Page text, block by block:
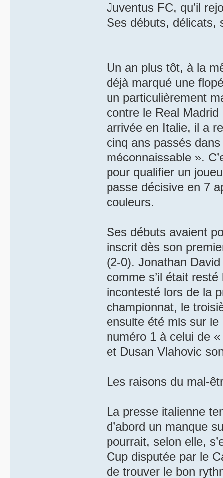
Juventus FC, qu’il
Ses débuts, délicats,
Un an plus tôt, à la
déjà marqué une
un particulièrement
contre le Real
arrivée en Italie, il a
cinq ans passés
méconnaissable ».
pour qualifier un
passe décisive en 7
couleurs.
Ses débuts avaient
inscrit dès son
(2-0). Jonathan
comme s’il était
incontesté lors de la
championnat, le
ensuite été mis sur le
numéro 1 à celui de
et Dusan Vlahovic
Les raisons du mal-
La presse italienne
d’abord un manque
pourrait, selon elle,
Cup disputée par le
de trouver le bon